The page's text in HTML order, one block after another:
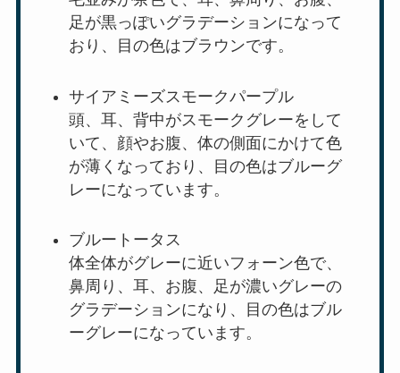
足が黒っぽいグラデーションになって
おり、目の色はブラウンです。
サイアミーズスモークパープル
頭、耳、背中がスモークグレーをして
いて、顔やお腹、体の側面にかけて色
が薄くなっており、目の色はブルーグ
レーになっています。
ブルートータス
体全体がグレーに近いフォーン色で、
鼻周り、耳、お腹、足が濃いグレーの
グラデーションになり、目の色はブル
ーグレーになっています。